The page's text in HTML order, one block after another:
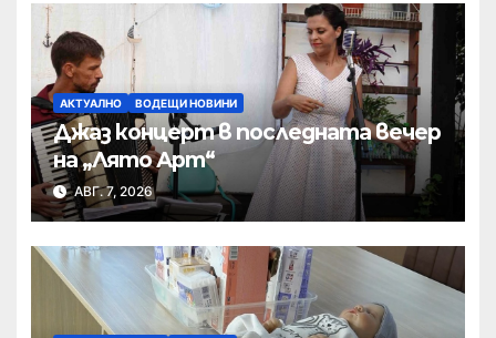
АКТУАЛНО ВОДЕЩИ НОВИНИ
Джаз концерт в последната вечер
на „Лято Арт“
АВГ. 7, 2026